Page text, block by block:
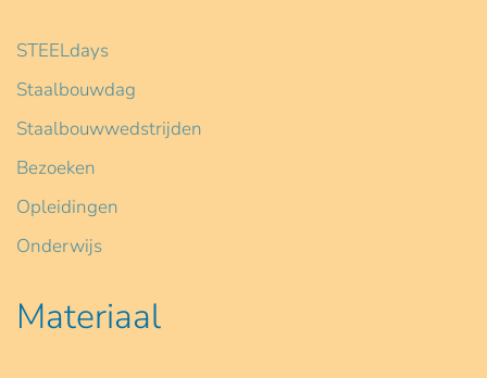
STEELdays
Staalbouwdag
Staalbouwwedstrijden
Bezoeken
Opleidingen
Onderwijs
Materiaal